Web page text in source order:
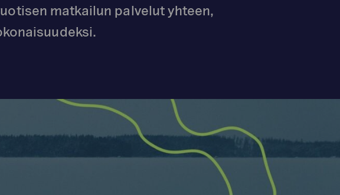
matkailun palvelut yhteen,